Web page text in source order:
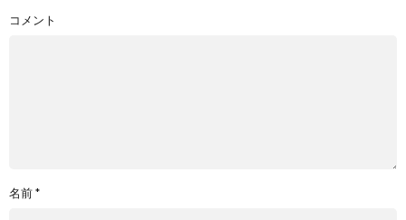
コメント
名前*